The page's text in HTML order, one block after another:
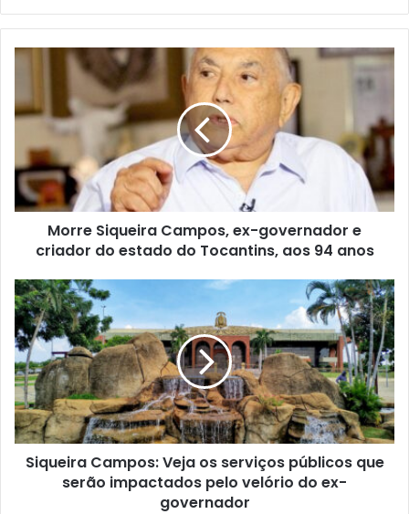
b
s
i
t
e
Morre Siqueira Campos, ex-governador e
criador do estado do Tocantins, aos 94 anos
Siqueira Campos: Veja os serviços públicos que
serão impactados pelo velório do ex-
governador